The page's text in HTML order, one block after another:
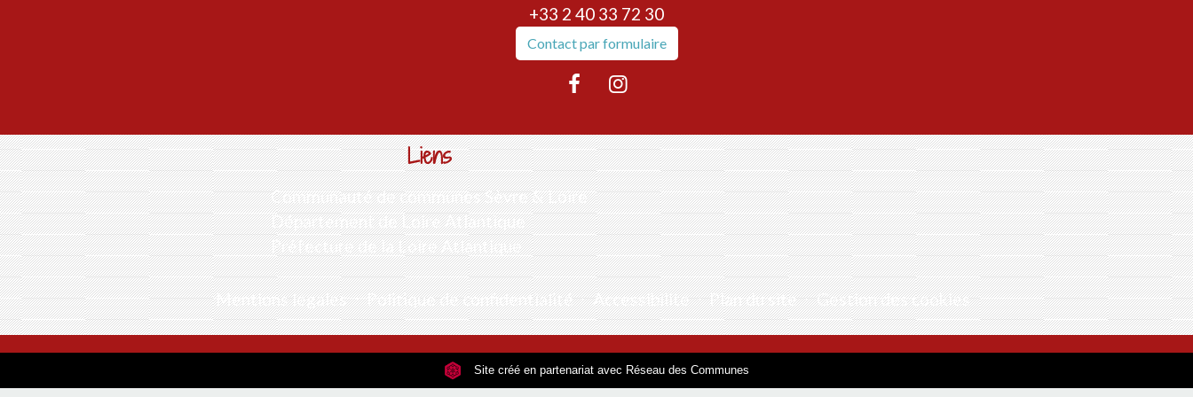
+33 2 40 33 72 30
Contact par formulaire
Liens
Communauté de communes Sèvre & Loire
Département de Loire Atlantique
Préfecture de la Loire Atlantique
Mentions légales - Politique de confidentialité - Accessibilité - Plan du site - Gestion des cookies
Site créé en partenariat avec Réseau des Communes